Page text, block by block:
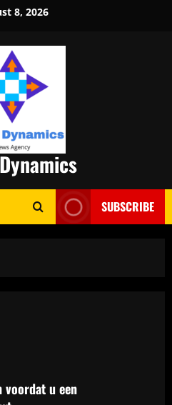
8, 2026
SUBSCRIBE
voordat u een